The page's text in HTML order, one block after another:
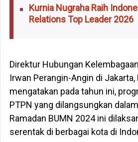
Kurnia Nugraha Raih
Relations Top Leader 2026
Direktur Hubungan
Irwan Perangin-Angin di
mengatakan pada tahun ini,
PTPN yang dilangsungkan
Ramadan BUMN 2024 ini
serentak di berbagai kota di